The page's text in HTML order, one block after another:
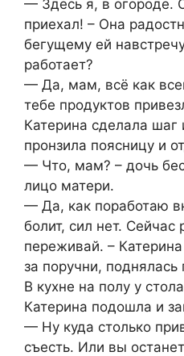
— Здесь я, в огороде.
приехал! – Она
бегущему ей
работает?
— Да, мам, всё как
тебе продуктов
Катерина сделала шаг
пронзила поясницу и
— Что, мам? – дочь
лицо матери.
— Да, как поработаю
болит, сил нет. Сейчас
переживай. –
за поручни,
В кухне на полу у
Катерина подошла и
— Ну куда столько
съесть. Или вы